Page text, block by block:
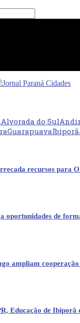
Alvorada do Sul
GuarapuavaIbiporã
recursos para
oportunidades de
ampliam
Educação de